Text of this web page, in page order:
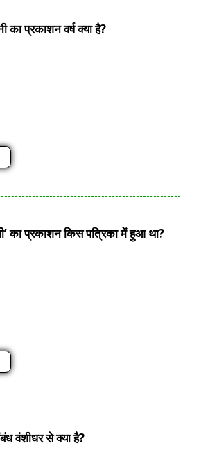
का प्रकाशन वर्ष क्या है?
का प्रकाशन किस पत्रिका में हुआ था?
वंशीधर से क्या है?